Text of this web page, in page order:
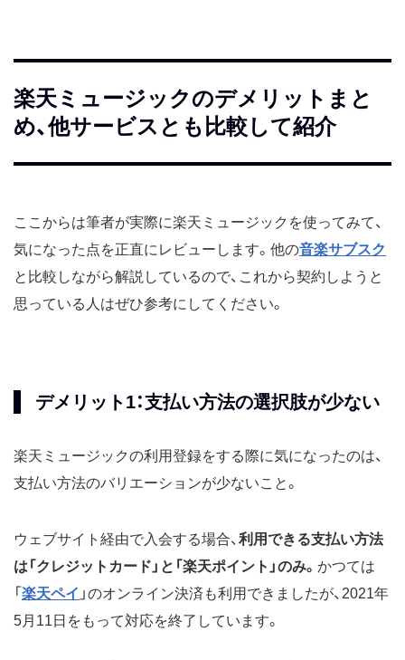
楽天ミュージックのデメリットまと
め、他サービスとも比較して紹介
ここからは筆者が実際に楽天ミュージックを使ってみて、
気になった点を正直にレビューします。他の音楽サブスク
と比較しながら解説しているので、これから契約しようと
思っている人はぜひ参考にしてください。
デメリット1：支払い方法の選択肢が少ない
楽天ミュージックの利用登録をする際に気になったのは、
支払い方法のバリエーションが少ないこと。
ウェブサイト経由で入会する場合、利用できる支払い方法
は「クレジットカード」と「楽天ポイント」のみ。 かつては
「 楽天ペイ 」のオンライン決済も利用できましたが、2021年
5月11日をもって対応を終了しています。